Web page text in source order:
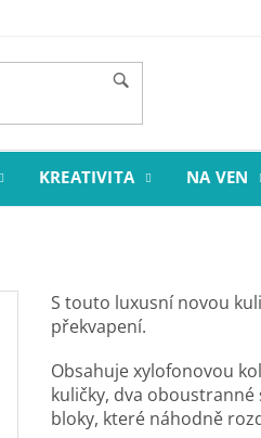
KREATIVITA NA VEN
S touto luxusní novou
překvapení.
Obsahuje xylofonovou
kuličky, dva
bloky, které náhodně